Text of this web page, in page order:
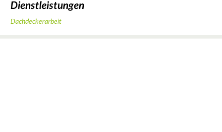
Dienstleistungen
Dachdeckerarbeit